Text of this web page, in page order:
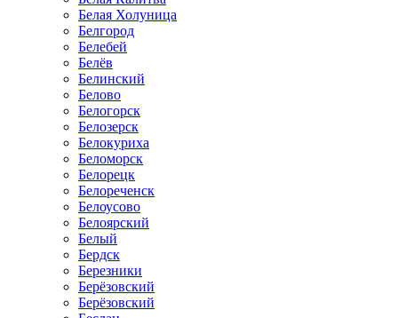
Белая Холуница
Белгород
Белебей
Белёв
Белинский
Белово
Белогорск
Белозерск
Белокуриха
Беломорск
Белорецк
Белореченск
Белоусово
Белоярский
Белый
Бердск
Березники
Берёзовский
Берёзовский